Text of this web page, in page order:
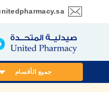
تخطي
المحتوى
جميع الأقسام